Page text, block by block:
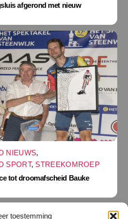
toestemming
afgerond met nieuw
NIEUWS,
SPORT, STREEKOMROEP
tot droomafscheid Bauke